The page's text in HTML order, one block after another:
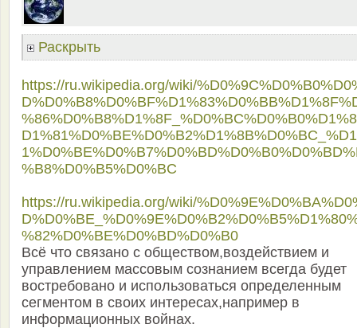
Раскрыть
https://ru.wikipedia.org/wiki/
%B8%D0%B5%D0%BC
https://ru.wikipedia.org/wiki/
%82%D0%BE%D0%BD%D0%B0
Всё что связано с обществом,воздействием и
управлением массовым сознанием всегда будет
востребовано и использоваться определенным
сегментом в своих интересах,например в
информационных войнах.